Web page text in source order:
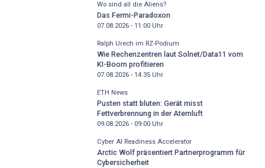
Wo sind all die Aliens?
Das Fermi-Paradoxon
07.08.2026 - 11:00Uhr
Ralph Urech im RZ-Podium
Wie Rechenzentren laut Solnet/Data11 vom
KI-Boom profitieren
07.08.2026 - 14:35Uhr
ETH News
Pusten statt bluten: Gerät misst
Fettverbrennung in der Atemluft
09.08.2026 - 09:00Uhr
Cyber AI Readiness Accelerator
Arctic Wolf präsentiert Partnerprogramm für
Cybersicherheit